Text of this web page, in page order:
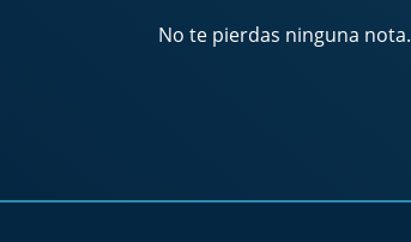
No te pierdas ninguna nota.